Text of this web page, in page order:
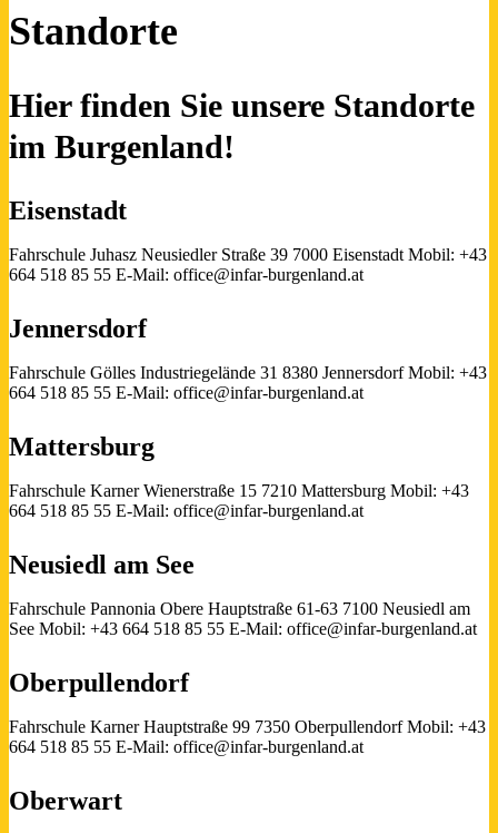
Standorte
Hier finden Sie unsere Standorte
im Burgenland!
Eisenstadt
Fahrschule Juhasz Neusiedler Straße 39 7000 Eisenstadt Mobil: +43
664 518 85 55 E-Mail: office@infar-burgenland.at
Jennersdorf
Fahrschule Gölles Industriegelände 31 8380 Jennersdorf Mobil: +43
664 518 85 55 E-Mail: office@infar-burgenland.at
Mattersburg
Fahrschule Karner Wienerstraße 15 7210 Mattersburg Mobil: +43
664 518 85 55 E-Mail: office@infar-burgenland.at
Neusiedl am See
Fahrschule Pannonia Obere Hauptstraße 61-63 7100 Neusiedl am
See Mobil: +43 664 518 85 55 E-Mail: office@infar-burgenland.at
Oberpullendorf
Fahrschule Karner Hauptstraße 99 7350 Oberpullendorf Mobil: +43
664 518 85 55 E-Mail: office@infar-burgenland.at
Oberwart